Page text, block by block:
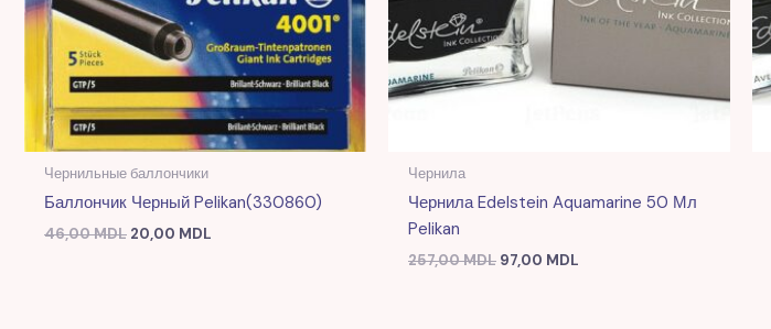
Чернильные баллончики
Баллончик Черный Pelikan(330860)
46,00MDL 20,00 MDL
Чернила
Чернила Edelstein Aquamarine 50 Мл
Pelikan
257,00MDL 97,00 MDL